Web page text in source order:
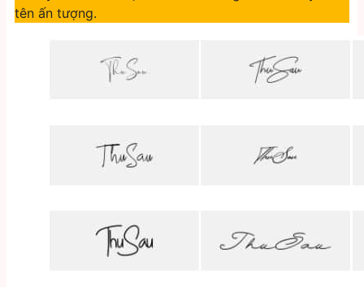
tên ấn tượng.